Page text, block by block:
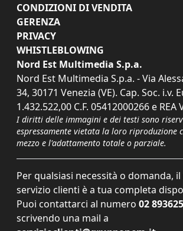
CONDIZIONI DI VENDITA
GERENZA
PRIVACY
WHISTLEBLOWING
Nord Est Multimedia S.p.a.
Nord Est Multimedia S.p.a. - Via
34, 30171 Venezia (VE). Cap. Soc. i.v.
1.432.522,00 C.F. 05412000266 e REA
I diritti delle immagini e dei testi sono
espressamente vietata la loro riproduzione
mezzo e l'adattamento totale o parziale.
Per qualsiasi necessità o domanda,
servizio clienti è a tua completa
Puoi contattarci al numero 02
scrivendo una mail a